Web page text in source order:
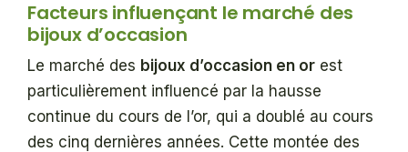
Facteurs influençant le marché des
bijoux d’occasion
Le marché des bijoux d’occasion en or est
particulièrement influencé par la hausse
continue du cours de l’or, qui a doublé au cours
des cinq dernières années. Cette montée des